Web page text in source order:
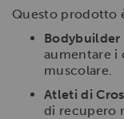
Questo prodotto
aumentare i
muscolare.
Atleti di
di recupero